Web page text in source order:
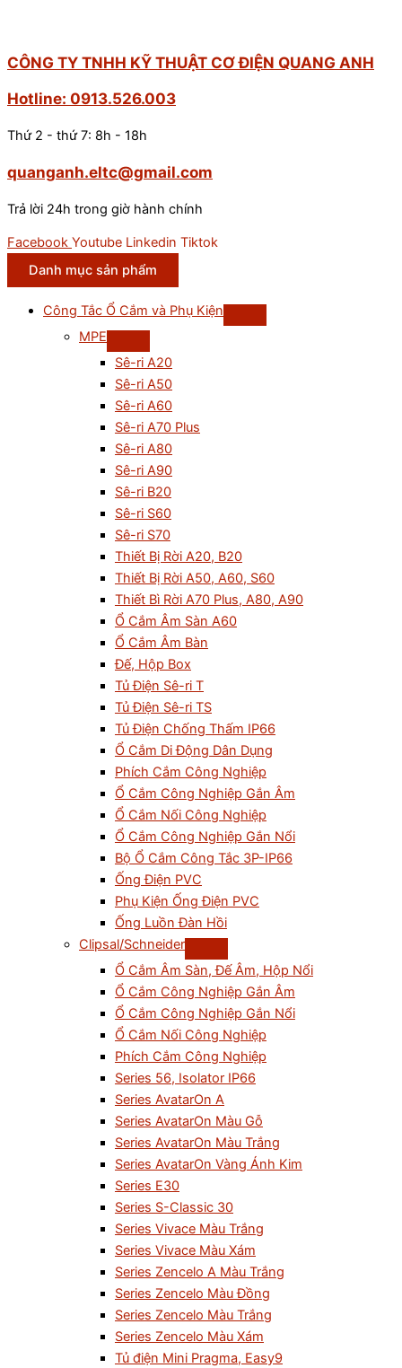
CÔNG TY TNHH KỸ THUẬT CƠ ĐIỆN QUANG ANH
Hotline: 0913.526.003
Thứ 2 - thứ 7: 8h - 18h
quanganh.eltc@gmail.com
Trả lời 24h trong giờ hành chính
Facebook Youtube Linkedin Tiktok
Danh mục sản phẩm
Công Tắc Ổ Cắm và Phụ Kiện
MPE
Sê-ri A20
Sê-ri A50
Sê-ri A60
Sê-ri A70 Plus
Sê-ri A80
Sê-ri A90
Sê-ri B20
Sê-ri S60
Sê-ri S70
Thiết Bị Rời A20, B20
Thiết Bị Rời A50, A60, S60
Thiết Bì Rời A70 Plus, A80, A90
Ổ Cắm Âm Sàn A60
Ổ Cắm Âm Bàn
Đế, Hộp Box
Tủ Điện Sê-ri T
Tủ Điện Sê-ri TS
Tủ Điện Chống Thấm IP66
Ổ Cắm Di Động Dân Dụng
Phích Cắm Công Nghiệp
Ổ Cắm Công Nghiệp Gắn Âm
Ổ Cắm Nối Công Nghiệp
Ổ Cắm Công Nghiệp Gắn Nổi
Bộ Ổ Cắm Công Tắc 3P-IP66
Ống Điện PVC
Phụ Kiện Ống Điện PVC
Ống Luồn Đàn Hồi
Clipsal/Schneider
Ổ Cắm Âm Sàn, Đế Âm, Hộp Nổi
Ổ Cắm Công Nghiệp Gắn Âm
Ổ Cắm Công Nghiệp Gắn Nổi
Ổ Cắm Nối Công Nghiệp
Phích Cắm Công Nghiệp
Series 56, Isolator IP66
Series AvatarOn A
Series AvatarOn Màu Gỗ
Series AvatarOn Màu Trắng
Series AvatarOn Vàng Ánh Kim
Series E30
Series S-Classic 30
Series Vivace Màu Trắng
Series Vivace Màu Xám
Series Zencelo A Màu Trắng
Series Zencelo Màu Đồng
Series Zencelo Màu Trắng
Series Zencelo Màu Xám
Tủ điện Mini Pragma, Easy9